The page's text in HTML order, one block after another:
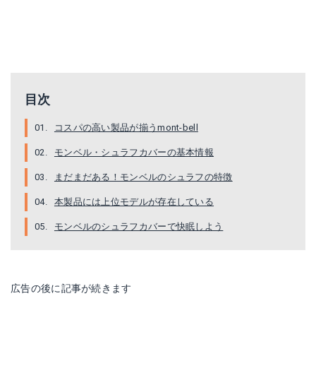
目次
コスパの高い製品が揃うmont-bell
モンベル・シュラフカバーの基本情報
まだまだある！モンベルのシュラフの特徴
本製品には上位モデルが存在している
モンベルのシュラフカバーで快眠しよう
広告の後に記事が続きます